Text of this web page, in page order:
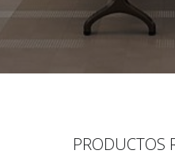
PRODUCTOS